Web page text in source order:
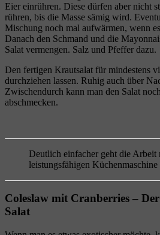
Eier einrühren. Diese dürfen aber nicht
rühren, bis die Masse sämig wird.
Mischung noch mal aufwärmen, wenn
Danach den Schmand und die
Salat vermengen. Salz und Pfeffer dazu.
Den fertigen Krautsalat für mindestens
durchziehen lassen. Ruhig auch über
Zwischendurch kann man den Salat
abschmecken.
Deutlich einfacher geht die Arbeit
leistungsfähigen
Coleslaw mit Cranberries –
Salat